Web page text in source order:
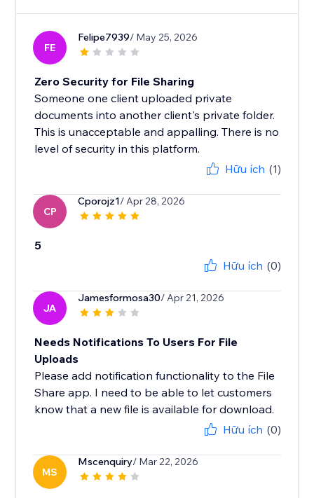
FE
Felipe7939/ May 25, 2026
Zero Security for File Sharing
Someone one client uploaded private
documents into another client's private folder.
This is unacceptable and appalling. There is no
level of security in this platform.
Hữu ích (1)
CP
Cporojz1/ Apr 28, 2026
5
Hữu ích (0)
JA
Jamesformosa30/ Apr 21, 2026
Needs Notifications To Users For File
Uploads
Please add notification functionality to the File
Share app. I need to be able to let customers
know that a new file is available for download.
Hữu ích (0)
MS
Mscenquiry/ Mar 22, 2026